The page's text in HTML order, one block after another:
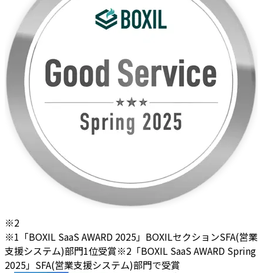
※2
※1「BOXIL SaaS AWARD 2025」BOXILセクションSFA(営業
支援システム)部門1位受賞※2「BOXIL SaaS AWARD Spring
2025」SFA(営業支援システム)部門で受賞